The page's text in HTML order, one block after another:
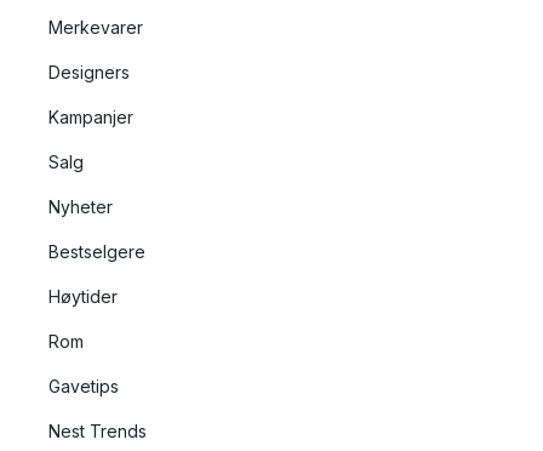
Merkevarer
Designers
Kampanjer
Salg
Nyheter
Bestselgere
Høytider
Rom
Gavetips
Nest Trends